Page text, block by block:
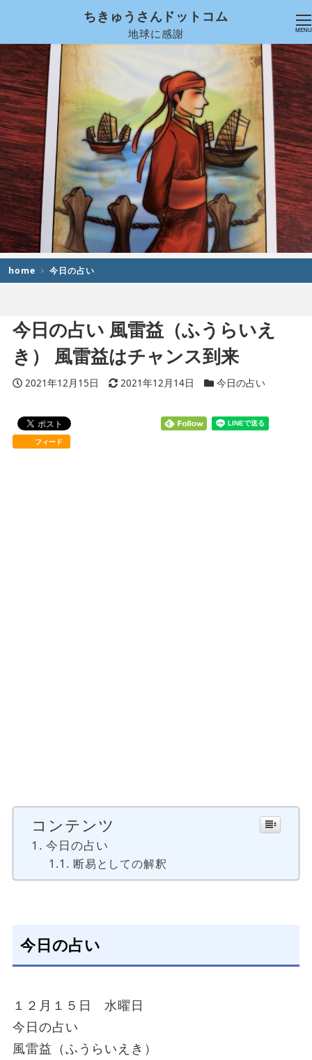
ちきゅうさんドットコム
地球に感謝 MENU
home 今日の占い
今日の占い 風雷益（ふうらいえ
き） 風雷益はチャンス到来
投稿日
2021年12月15日 更新日
2021年12月14日 カテゴリー
今日の占い
フィード
コンテンツ
今日の占い
断易としての解釈
今日の占い
１２月１５日 水曜日
今日の占い
風雷益（ふうらいえき）